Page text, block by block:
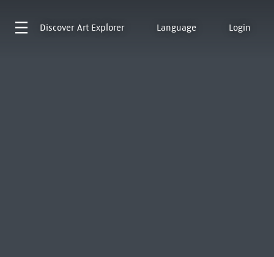
Discover Art Explorer Language Login